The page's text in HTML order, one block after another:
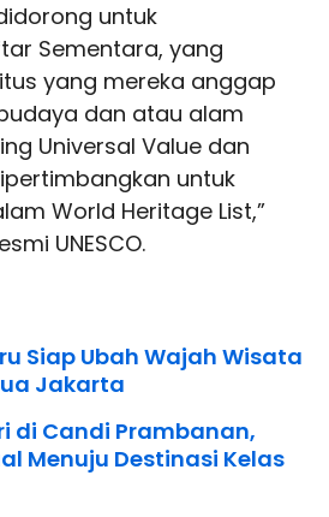
untuk
Sementara, yang
yang mereka anggap
dan atau alam
Universal Value dan
untuk
World Heritage List,”
UNESCO.
Siap Ubah Wajah Wisata
Jakarta
di Candi Prambanan,
Menuju Destinasi Kelas